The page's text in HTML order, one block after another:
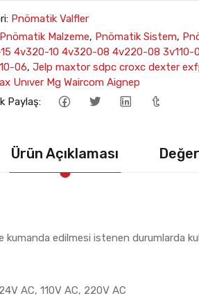
Pnömatik Valfler
Pnömatik Malzeme, Pnömatik Sistem,
4v320-10 4v320-08 4v220-08 3v110-
06,Jelp maxtor sdpc croxc dexter
Unıver Mg Waircom Aignep
Paylaş:
Ürün Açıklaması
edilmesi istenen durumlarda
AC, 110V AC, 220V AC